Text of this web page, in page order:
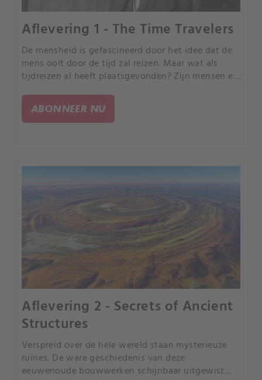
Aflevering 1 - The Time Travelers
De mensheid is gefascineerd door het idee dat de
mens ooit door de tijd zal reizen. Maar wat als
tijdreizen al heeft plaatsgevonden? Zijn mensen er
de tijd te reizen, met of zonder opzet?.
ABONNEER NU
Aflevering 2 - Secrets of Ancient
Structures
Verspreid over de hele wereld staan mysterieuze
ruïnes. De ware geschiedenis van deze
eeuwenoude bouwwerken schijnbaar uitgewist